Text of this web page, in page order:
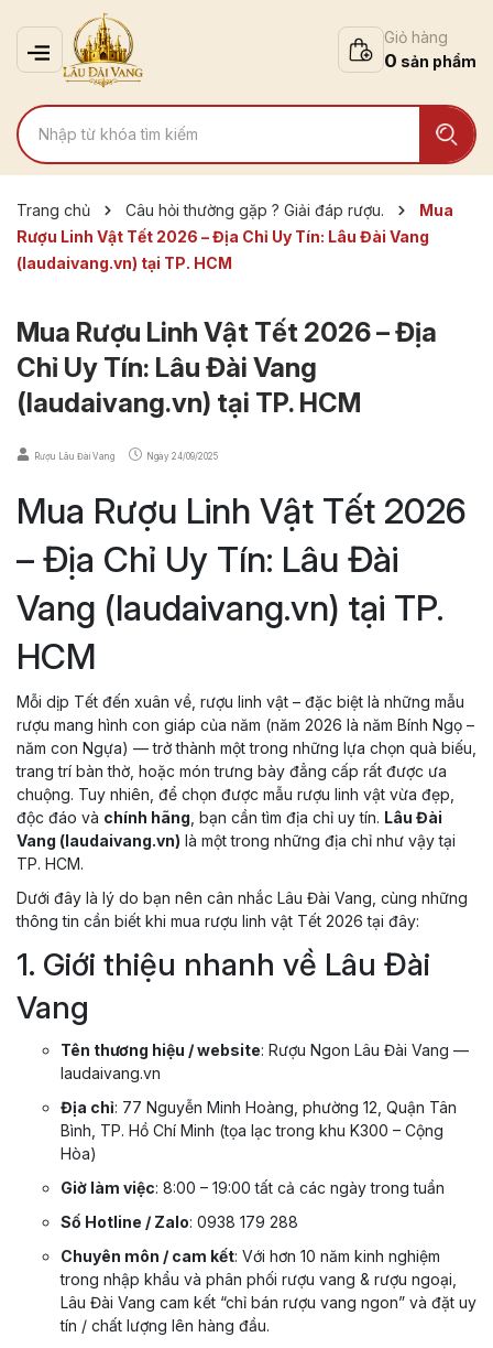
Giỏ hàng
0
Trang chủ Câu hỏi thường gặp ? Giải đáp rượu.
Mua
Rượu Linh Vật Tết 2026 – Địa Chỉ Uy Tín: Lâu Đài Vang
(laudaivang.vn) tại TP. HCM
Mua Rượu Linh Vật Tết 2026 – Địa
Chỉ Uy Tín: Lâu Đài Vang
(laudaivang.vn) tại TP. HCM
Rượu Lâu Đài Vang Ngày 24/09/2025
Mua Rượu Linh Vật Tết 2026
– Địa Chỉ Uy Tín: Lâu Đài
Vang (laudaivang.vn) tại TP.
HCM
Mỗi dịp Tết đến xuân về, rượu linh vật – đặc biệt là những mẫu
rượu mang hình con giáp của năm (năm 2026 là năm Bính Ngọ –
năm con Ngựa) — trở thành một trong những lựa chọn quà biếu,
trang trí bàn thờ, hoặc món trưng bày đẳng cấp rất được ưa
chuộng. Tuy nhiên, để chọn được mẫu rượu linh vật vừa đẹp,
độc đáo và chính hãng , bạn cần tìm địa chỉ uy tín. Lâu Đài
Vang (laudaivang.vn) là một trong những địa chỉ như vậy tại
TP. HCM.
Dưới đây là lý do bạn nên cân nhắc Lâu Đài Vang, cùng những
thông tin cần biết khi mua rượu linh vật Tết 2026 tại đây:
1. Giới thiệu nhanh về Lâu Đài
Vang
Tên thương hiệu / website: Rượu Ngon Lâu Đài Vang —
laudaivang.vn
Địa chỉ: 77 Nguyễn Minh Hoàng, phường 12, Quận Tân
Bình, TP. Hồ Chí Minh (tọa lạc trong khu K300 – Cộng
Hòa)
Giờ làm việc: 8:00 – 19:00 tất cả các ngày trong tuần
Số Hotline / Zalo: 0938 179 288
Chuyên môn / cam kết: Với hơn 10 năm kinh nghiệm
trong nhập khẩu và phân phối rượu vang & rượu ngoại,
Lâu Đài Vang cam kết “chỉ bán rượu vang ngon” và đặt uy
tín / chất lượng lên hàng đầu.